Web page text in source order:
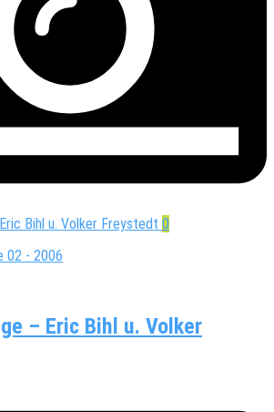
0
02 - 2006
– Eric Bihl u. Volker